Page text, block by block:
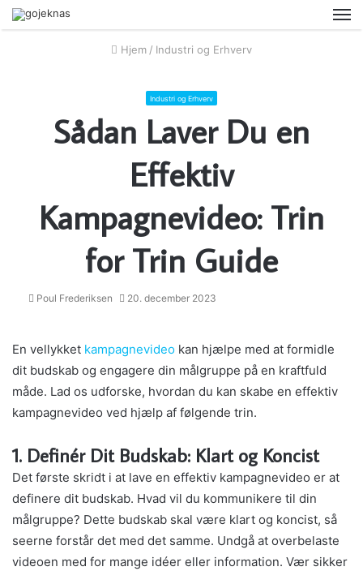
Hjem / Industri og Erhverv
Industri og Erhverv
Sådan Laver Du en
Effektiv
Kampagnevideo: Trin
for Trin Guide
Poul Frederiksen 20. december 2023
En vellykket kampagnevideo kan hjælpe med at formidle
dit budskab og engagere din målgruppe på en kraftfuld
måde. Lad os udforske, hvordan du kan skabe en effektiv
kampagnevideo ved hjælp af følgende trin.
1. Definér Dit Budskab: Klart og Koncist
Det første skridt i at lave en effektiv kampagnevideo er at
definere dit budskab. Hvad vil du kommunikere til din
målgruppe? Dette budskab skal være klart og koncist, så
seerne forstår det med det samme. Undgå at overbelaste
videoen med for mange idéer eller information. Vær sikker